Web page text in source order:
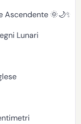
Ascendente 🌞🌙✨
Lunari